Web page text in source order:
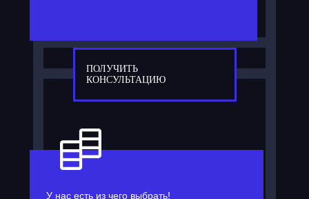
ПОЛУЧИТЬ
КОНСУЛЬТАЦИЮ
У нас есть из чего выбрать!